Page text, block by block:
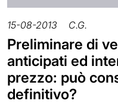
15-08-2013 C.G.
Preliminare di
anticipati ed
prezzo: può
definitivo?